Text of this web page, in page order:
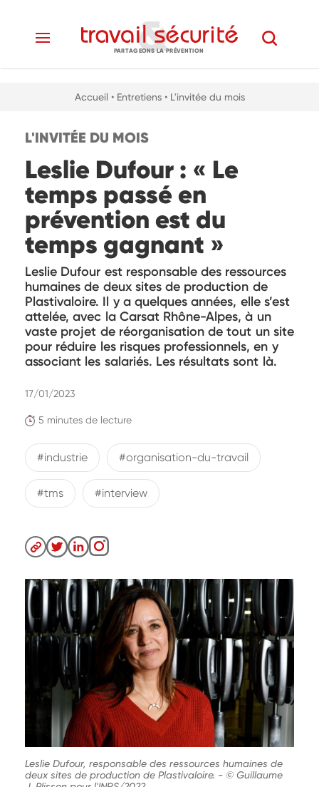
PARTAGEONS LA PRÉVENTION
Accueil • Entretiens • L'invitée du mois
L'INVITÉE DU MOIS
Leslie Dufour : « Le
temps passé en
prévention est du
temps gagnant »
Leslie Dufour est responsable des ressources
humaines de deux sites de production de
Plastivaloire. Il y a quelques années, elle s’est
attelée, avec la Carsat Rhône-Alpes, à un
vaste projet de réorganisation de tout un site
pour réduire les risques professionnels, en y
associant les salariés. Les résultats sont là.
5 minutes de lecture
17/01/2023
#industrie #organisation-du-travail
#tms #interview
Leslie Dufour, responsable des ressources humaines de
deux sites de production de Plastivaloire. - © Guillaume